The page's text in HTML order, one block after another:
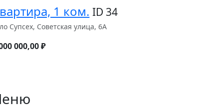
1 ком. ID 34
Супсех, Советская улица, 6А
000,00 ₽